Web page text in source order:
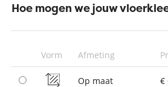
Hoe mogen we jouw
Vorm Afmeting
Op maat €